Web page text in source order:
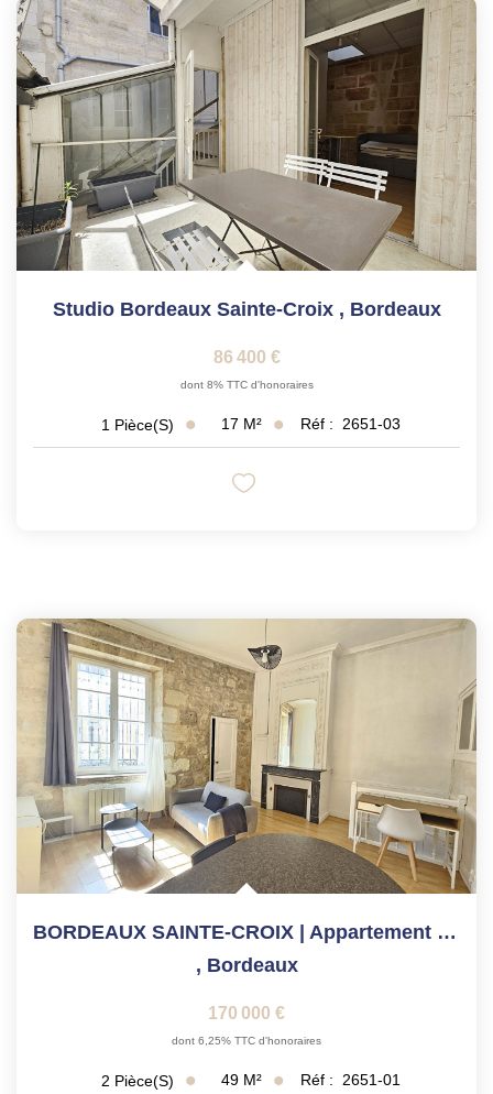
Studio Bordeaux Sainte-Croix , Bordeaux
86 400 €
dont 8% TTC d'honoraires
1 Pièce(s) 17 M² Réf : 2651-03
BORDEAUX SAINTE-CROIX | Appartement T2 48 M²
, Bordeaux
170 000 €
dont 6,25% TTC d'honoraires
2 Pièce(s) 49 M² Réf : 2651-01